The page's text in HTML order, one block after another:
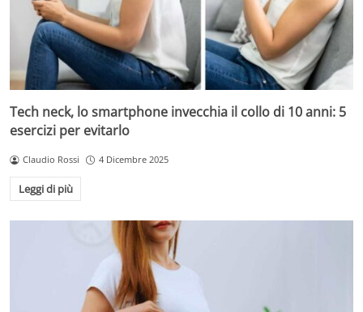
Tech neck, lo smartphone invecchia il collo di 10 anni: 5
esercizi per evitarlo
Claudio Rossi 4 Dicembre 2025
Leggi di più